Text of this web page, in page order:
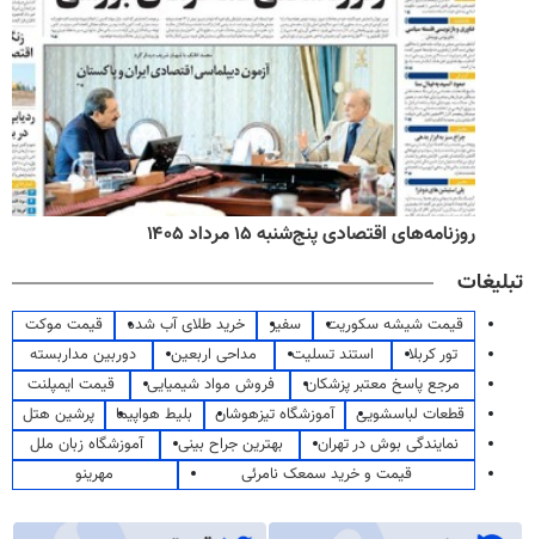
روزنامه‌های اقتصادی پنج‌شنبه ۱۵ مرداد ۱۴۰۵
تبلیغات
قیمت شیشه سکوریت سفیر خرید طلای آب شده
قیمت موکت
تور کربلا
استند تسلیت مداحی اربعین
دوربین مداربسته
مرجع پاسخ معتبر پزشکان
فروش مواد شیمیایی
قیمت ایمپلنت
قطعات لباسشویی
آموزشگاه تیزهوشان بلیط هواپیما
پرشین هتل
نمایندگی بوش در تهران
بهترین جراح بینی
آموزشگاه زبان ملل
قیمت و خرید سمعک نامرئی
مهرینو